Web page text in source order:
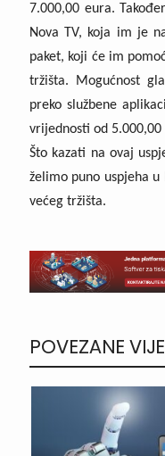
7.000,00 eura.
Nova TV, koja im je
paket, koji će im
tržišta. Mogućnost
preko službene
vrijednosti od
Što kazati na ovaj
želimo puno uspjeha
većeg tržišta.
POVEZANE